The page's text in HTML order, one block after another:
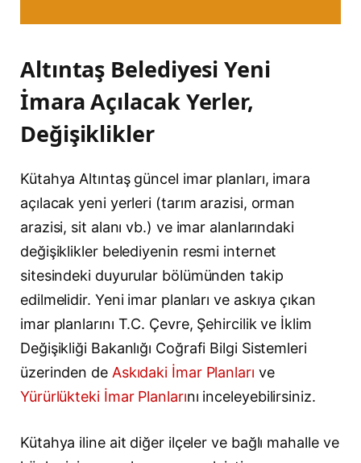
Altıntaş Belediyesi Yeni
İmara Açılacak Yerler,
Değişiklikler
Kütahya Altıntaş güncel imar planları, imara
açılacak yeni yerleri (tarım arazisi, orman
arazisi, sit alanı vb.) ve imar alanlarındaki
değişiklikler belediyenin resmi internet
sitesindeki duyurular bölümünden takip
edilmelidir. Yeni imar planları ve askıya çıkan
imar planlarını T.C. Çevre, Şehircilik ve İklim
Değişikliği Bakanlığı Coğrafi Bilgi Sistemleri
üzerinden de Askıdaki İmar Planları ve
Yürürlükteki İmar Planlarını inceleyebilirsiniz.
Kütahya iline ait diğer ilçeler ve bağlı mahalle ve